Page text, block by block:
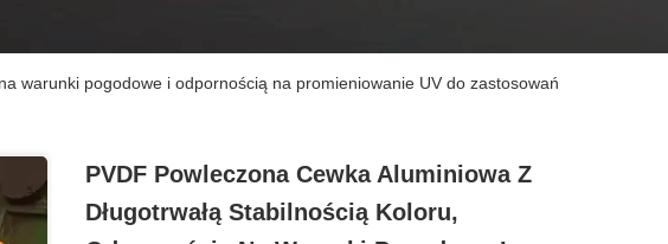
warunki pogodowe i odpornością na promieniowanie UV do zastosowań
PVDF Powleczona Cewka Aluminiowa Z
Długotrwałą Stabilnością Koloru,